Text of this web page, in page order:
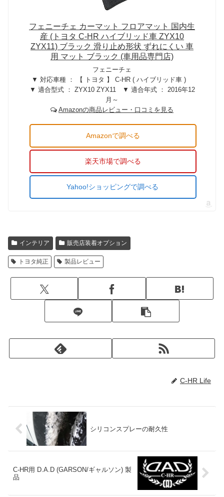
フェニーチェ カーマット フロアマット 国内生
産 (トヨタ C-HR ハイブリッド車 ZYX10
ZYX11) ブラック 滑り止め形状 ずれにくい 車
用 マット ブラック (車用品専門店)
フェニーチェ
▼ 対応車種 ： 【 トヨタ 】 C-HR ( ハイブリッド車 )
▼ 適合型式 ： ZYX10 ZYX11 ▼ 適合年式 ： 2016年12
月～
Amazonの商品レビュー・口コミを見る
Amazonで調べる
楽天市場で調べる
Yahoo!ショッピングで調べる
インテリア 販売店装着オプション
トヨタ純正 製品レビュー
C-HR Life
シリコンスプレーの耐久性
C-HR用 D.A.D (GARSON/ギャルソン) 製
品